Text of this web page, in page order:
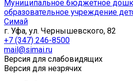
Муниципальное бюджетное
образовательное учреждение
Симай
г. Уфа, ул. Чернышевского, 82
+7 (347) 246-8500
mail@simai.ru
Версия для слабовидящих
Версия для незрячих